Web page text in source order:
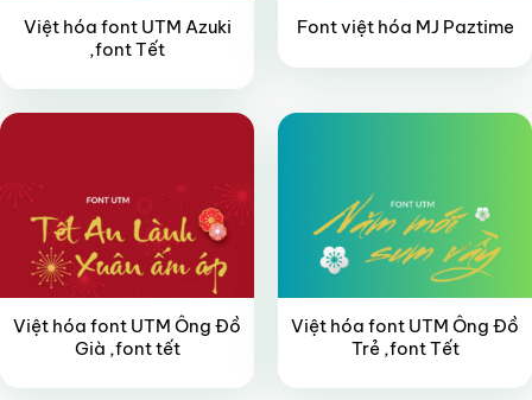
Việt hóa font UTM Azuki
,font Tết
Font việt hóa MJ Paztime
Việt hóa font UTM Ông Đồ
Già ,font tết
Việt hóa font UTM Ông Đồ
Trẻ ,font Tết